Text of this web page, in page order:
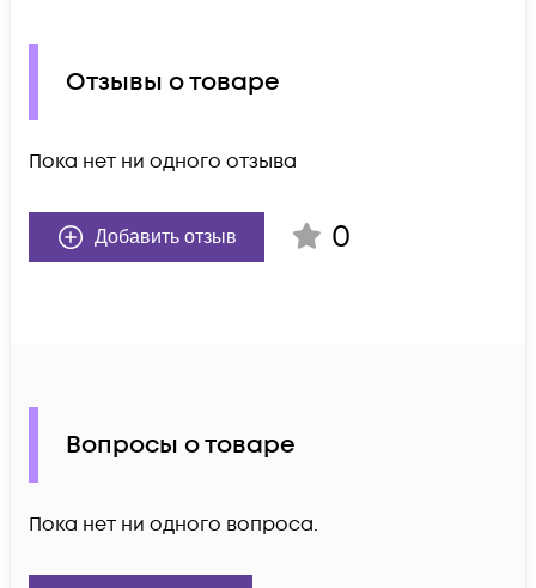
Отзывы о товаре
Пока нет ни одного отзыва
Добавить отзыв 0
Вопросы о товаре
Пока нет ни одного вопроса.